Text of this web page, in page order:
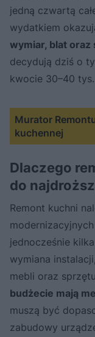
jedną czwartą
wydatkiem
wymiar, blat oraz
decydują dziś o
kwocie 30–40
Murator
kuchennej
Dlaczego
do
Remont kuchni
jednocześnie
wymiana
mebli oraz
budżecie mają
muszą być
zabudowy